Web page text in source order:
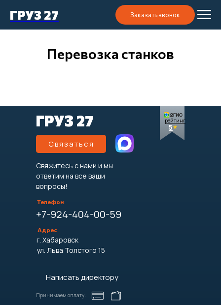
ГРУЗ 27 Заказать звонок
Перевозка станков
Адрес
г. Хабаровск
ул. Льва Толстого 15
Принимаем оплату:
Телефон
+7-924-404-00-59
Связаться
Написать директору
Свяжитесь с нами и мы
ответим на все ваши
вопросы!
ГРУЗ 27 рейтинг
5